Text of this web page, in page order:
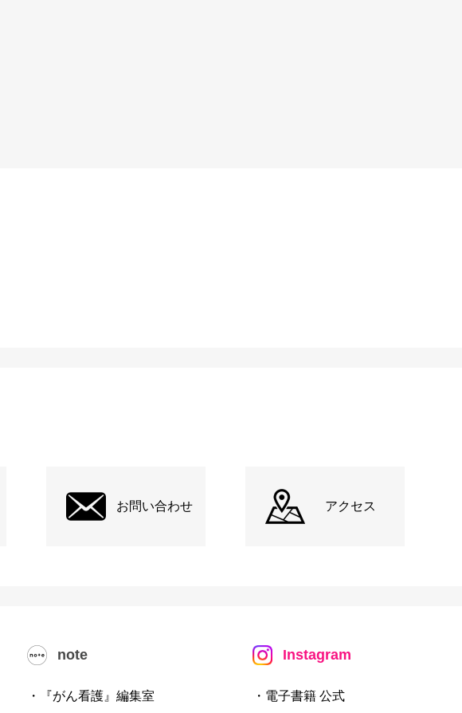
お問い合わせ アクセス
note
・『がん看護』編集室
Instagram
・電子書籍 公式